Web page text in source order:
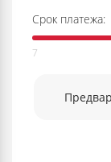
Срок платежа: